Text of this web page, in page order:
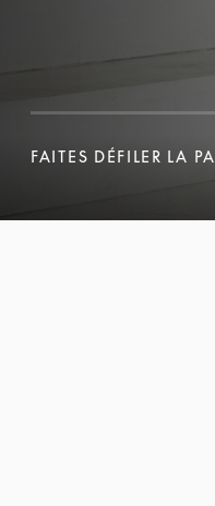
FAITES DÉFILER LA